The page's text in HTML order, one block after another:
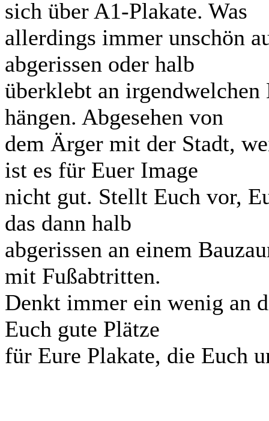
sich über A1-Plakate. Was
allerdings immer unschön
abgerissen oder halb
überklebt an irgendwelchen
hängen. Abgesehen von
dem Ärger mit der Stadt,
ist es für Euer Image
nicht gut. Stellt Euch vor,
das dann halb
abgerissen an einem
mit Fußabtritten.
Denkt immer ein wenig an
Euch gute Plätze
für Eure Plakate, die Euch